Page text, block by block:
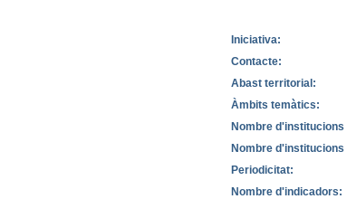
Iniciativa:
Contacte:
Abast territorial:
Àmbits temàtics:
Nombre d'institucions
Nombre
Periodicitat:
Nombre d'indicadors: